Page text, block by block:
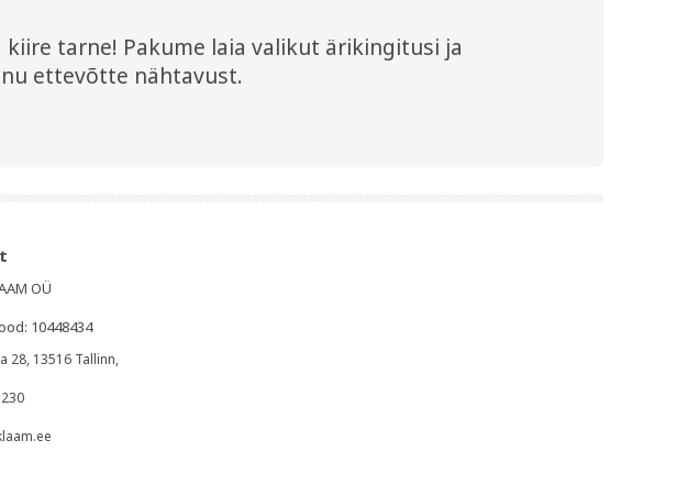
tarne! Pakume laia valikut ärikingitusi ja
ettevõtte nähtavust.
OÜ
10448434
28, 13516 Tallinn,